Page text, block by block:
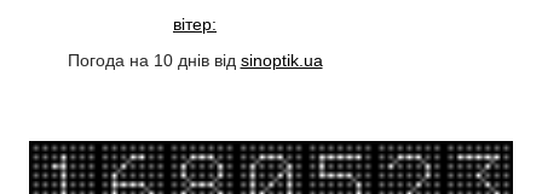
вітер:
Погода на 10 днів від sinoptik.ua